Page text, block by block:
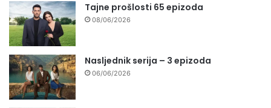
Tajne prošlosti 65 epizoda
08/06/2026
Nasljednik serija – 3 epizoda
06/06/2026